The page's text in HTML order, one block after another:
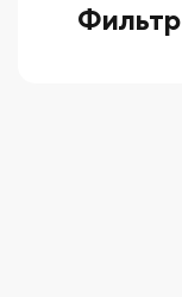
Фильтр